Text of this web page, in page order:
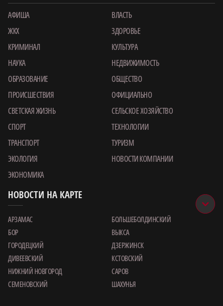
АФИША
ВЛАСТЬ
ЖКХ
ЗДОРОВЬЕ
КРИМИНАЛ
КУЛЬТУРА
НАУКА
НЕДВИЖИМОСТЬ
ОБРАЗОВАНИЕ
ОБЩЕСТВО
ПРОИСШЕСТВИЯ
ОФИЦИАЛЬНО
СВЕТСКАЯ ЖИЗНЬ
СЕЛЬСКОЕ ХОЗЯЙСТВО
СПОРТ
ТЕХНОЛОГИИ
ТРАНСПОРТ
ТУРИЗМ
ЭКОЛОГИЯ
НОВОСТИ КОМПАНИИ
ЭКОНОМИКА
НОВОСТИ НА КАРТЕ
АРЗАМАС
БОЛЬШЕБОЛДИНСКИЙ
БОР
ВЫКСА
ГОРОДЕЦКИЙ
ДЗЕРЖИНСК
ДИВЕЕВСКИЙ
КСТОВСКИЙ
НИЖНИЙ НОВГОРОД
САРОВ
СЕМЕНОВСКИЙ
ШАХУНЬЯ